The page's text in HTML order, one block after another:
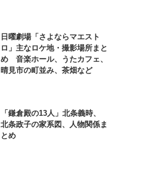
日曜劇場「さよならマエスト
ロ」主なロケ地・撮影場所まと
め 音楽ホール、うたカフェ、
晴見市の町並み、茶畑など
「鎌倉殿の13人」北条義時、
北条政子の家系図、人物関係ま
とめ